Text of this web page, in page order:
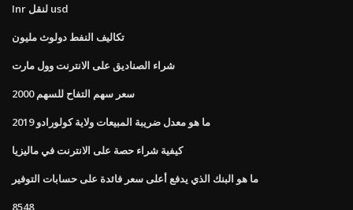
Inr لنقل usd
تكاليف النفط دولوث مليون
شراء الصناديق على الانترنت وول مارت
سعر سهم التفاح للسهم 2000
ما هو معدل ضريبة المبيعات ولاية كولورادو 2019
كيفية شراء حصة على الانترنت في ماليزيا
ما هو البنك الذي يدفع أعلى سعر فائدة على حسابات التوفير
8548